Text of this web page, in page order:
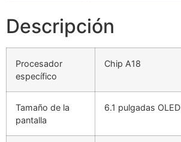
Descripción
Procesador
específico
Chip A18
Tamaño de la
pantalla
6.1 pulgadas OLED